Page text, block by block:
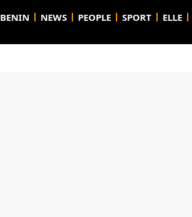
BENIN NEWS PEOPLE SPORT ELLE